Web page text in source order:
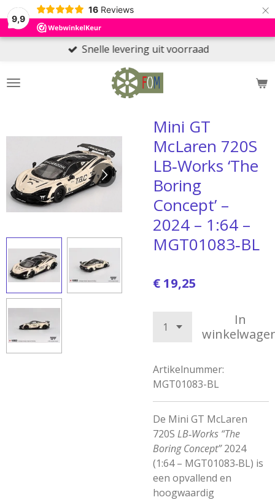
9,9
16 Reviews ×
Snelle levering uit voorraad
Mini GT
McLaren 720S
LB‑Works ‘The
Boring
Concept’ –
2024 – 1:64 –
MGT01083‑BL
€ 19,25
In
Artikelnummer:
MGT01083-BL
De Mini GT McLaren
720S LB‑Works “The
Boring Concept”2024
(1:64 – MGT01083‑BL) is
een opvallend en
hoogwaardig